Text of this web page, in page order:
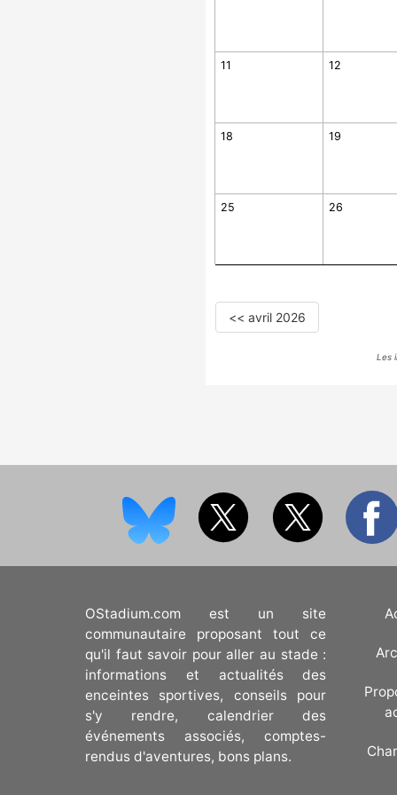
11 12
18 19
25 26
<< avril 2026
Les
OStadium.com est un site
communautaire proposant tout ce
qu'il faut savoir pour aller au stade :
informations et actualités des
enceintes sportives, conseils pour
s'y rendre, calendrier des
événements associés, comptes-
rendus d'aventures, bons plans.